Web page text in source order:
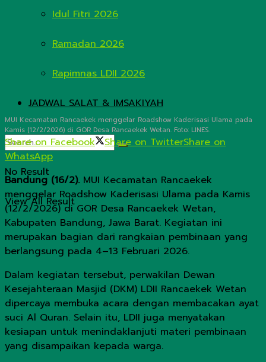
Idul Fitri 2026
Ramadan 2026
Rapimnas LDII 2026
JADWAL SALAT & IMSAKIYAH
No Result
View All Result
MUI Kecamatan Rancaekek menggelar Roadshow Kaderisasi Ulama pada
Kamis (12/2/2026) di GOR Desa Rancaekek Wetan. Foto: LINES.
Share on Facebook Share on TwitterShare on
WhatsApp
Bandung (16/2). MUI Kecamatan Rancaekek
menggelar Roadshow Kaderisasi Ulama pada Kamis
(12/2/2026) di GOR Desa Rancaekek Wetan,
Kabupaten Bandung, Jawa Barat. Kegiatan ini
merupakan bagian dari rangkaian pembinaan yang
berlangsung pada 4–13 Februari 2026.
Dalam kegiatan tersebut, perwakilan Dewan
Kesejahteraan Masjid (DKM) LDII Rancaekek Wetan
dipercaya membuka acara dengan membacakan ayat
suci Al Quran. Selain itu, LDII juga menyatakan
kesiapan untuk menindaklanjuti materi pembinaan
yang disampaikan kepada warga.